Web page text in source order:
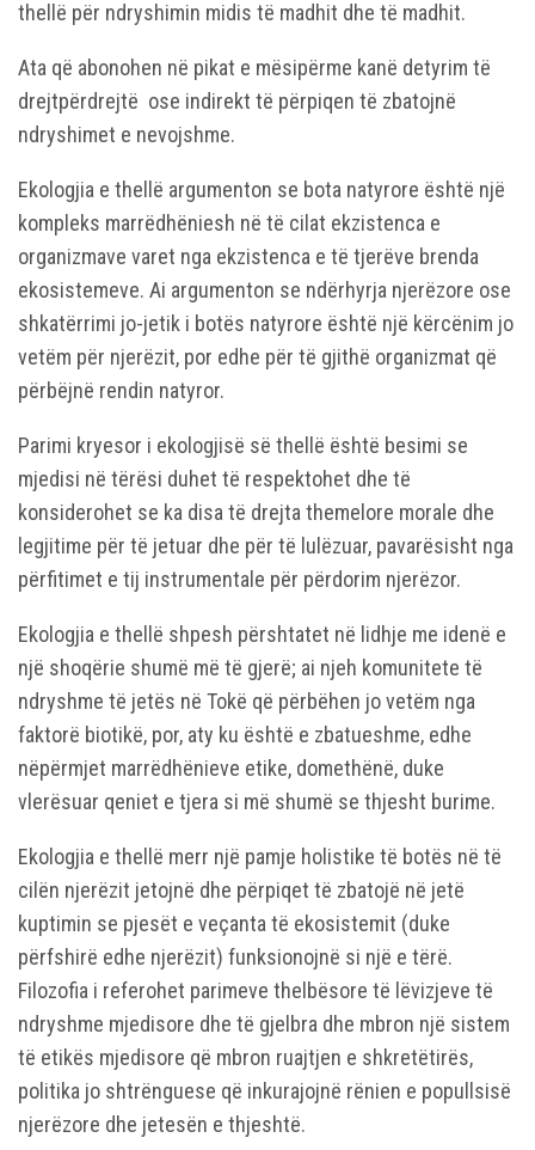
thellë për ndryshimin midis të madhit dhe të madhit.
Ata që abonohen në pikat e mësipërme kanë detyrim të
drejtpërdrejtë ose indirekt të përpiqen të zbatojnë
ndryshimet e nevojshme.
Ekologjia e thellë argumenton se bota natyrore është një
kompleks marrëdhëniesh në të cilat ekzistenca e
organizmave varet nga ekzistenca e të tjerëve brenda
ekosistemeve. Ai argumenton se ndërhyrja njerëzore ose
shkatërrimi jo-jetik i botës natyrore është një kërcënim jo
vetëm për njerëzit, por edhe për të gjithë organizmat që
përbëjnë rendin natyror.
Parimi kryesor i ekologjisë së thellë është besimi se
mjedisi në tërësi duhet të respektohet dhe të
konsiderohet se ka disa të drejta themelore morale dhe
legjitime për të jetuar dhe për të lulëzuar, pavarësisht nga
përfitimet e tij instrumentale për përdorim njerëzor.
Ekologjia e thellë shpesh përshtatet në lidhje me idenë e
një shoqërie shumë më të gjerë; ai njeh komunitete të
ndryshme të jetës në Tokë që përbëhen jo vetëm nga
faktorë biotikë, por, aty ku është e zbatueshme, edhe
nëpërmjet marrëdhënieve etike, domethënë, duke
vlerësuar qeniet e tjera si më shumë se thjesht burime.
Ekologjia e thellë merr një pamje holistike të botës në të
cilën njerëzit jetojnë dhe përpiqet të zbatojë në jetë
kuptimin se pjesët e veçanta të ekosistemit (duke
përfshirë edhe njerëzit) funksionojnë si një e tërë.
Filozofia i referohet parimeve thelbësore të lëvizjeve të
ndryshme mjedisore dhe të gjelbra dhe mbron një sistem
të etikës mjedisore që mbron ruajtjen e shkretëtirës,
politika jo shtrënguese që inkurajojnë rënien e popullsisë
njerëzore dhe jetesën e thjeshtë.